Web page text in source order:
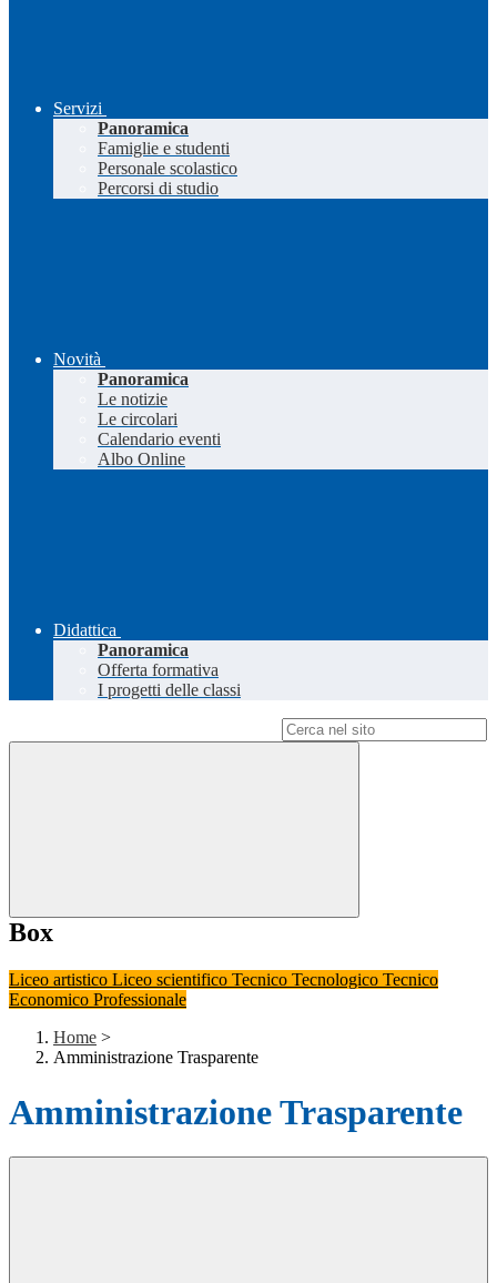
Servizi
Panoramica
Famiglie e studenti
Personale scolastico
Percorsi di studio
Novità
Panoramica
Le notizie
Le circolari
Calendario eventi
Albo Online
Didattica
Panoramica
Offerta formativa
I progetti delle classi
Box
Liceo artistico Liceo scientifico Tecnico Tecnologico Tecnico
Economico Professionale
Home >
Amministrazione Trasparente
Amministrazione Trasparente